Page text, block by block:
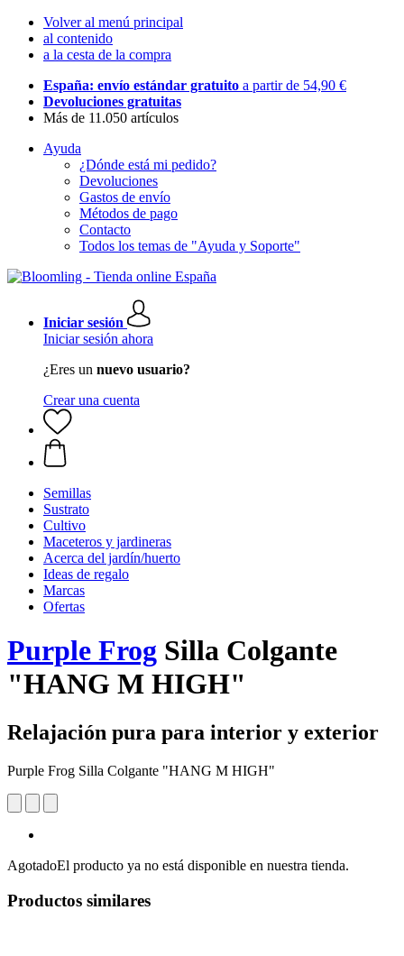
Volver al menú principal
al contenido
a la cesta de la compra
España: envío estándar gratuito a partir de 54,90 €
Devoluciones gratuitas
Más de 11.050 artículos
Ayuda
¿Dónde está mi pedido?
Devoluciones
Gastos de envío
Métodos de pago
Contacto
Todos los temas de "Ayuda y Soporte"
Iniciar sesión
Iniciar sesión ahora
¿Eres un nuevo usuario?
Crear una cuenta
Semillas
Sustrato
Cultivo
Maceteros y jardineras
Acerca del jardín/huerto
Ideas de regalo
Marcas
Ofertas
Purple Frog Silla Colgante
"HANG M HIGH"
Relajación pura para interior y exterior
Purple Frog Silla Colgante "HANG M HIGH"
AgotadoEl producto ya no está disponible en nuestra tienda.
Productos similares